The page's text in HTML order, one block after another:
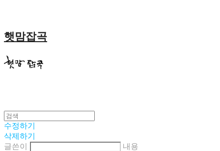
햇맘잡곡
수정하기
삭제하기
글쓴이
내용